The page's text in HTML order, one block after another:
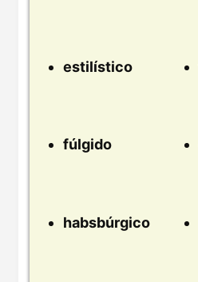
estilístico
fúlgido
habsbúrgico